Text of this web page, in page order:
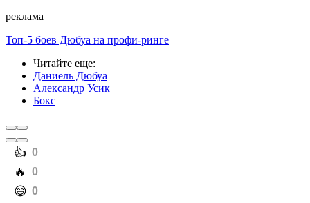
реклама
Топ-5 боев Дюбуа на профи-ринге
Читайте еще:
Даниель Дюбуа
Александр Усик
Бокс
️👍 0
️🔥 0
️😄 0